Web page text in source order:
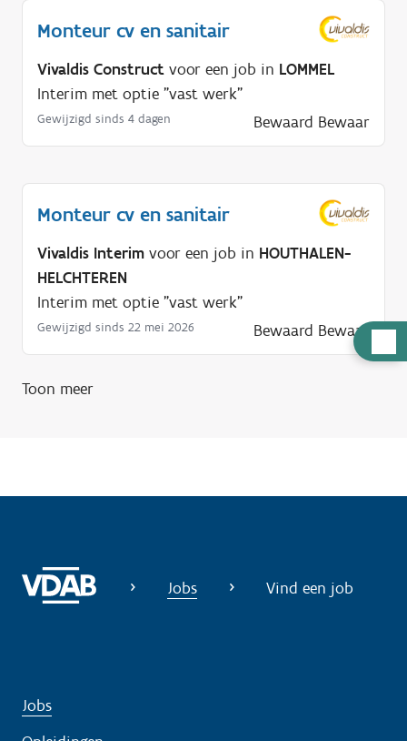
u
Monteur cv en sanitair
Vivaldis Construct voor een job in LOMMEL
Interim met optie "vast werk"
Gewijzigd sinds 4 dagen Bewaard Bewaar
Monteur cv en sanitair
Vivaldis Interim voor een job in HOUTHALEN-
HELCHTEREN
Interim met optie "vast werk"
Gewijzigd sinds 22 mei 2026 Bewaard Bewaar
Toon meer
Jobs Vind een job
Jobs